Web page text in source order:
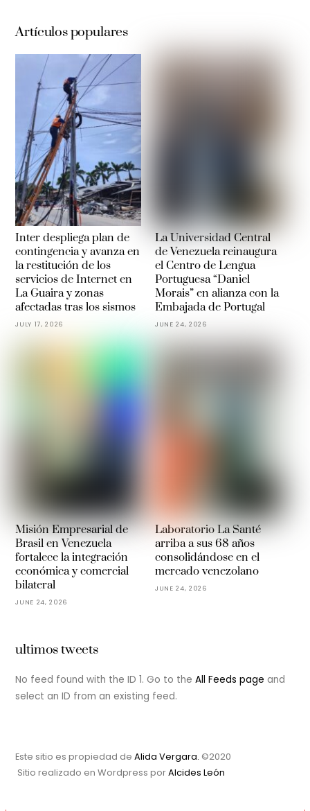
Artículos populares
Inter despliega plan de
contingencia y avanza en
la restitución de los
servicios de Internet en
La Guaira y zonas
afectadas tras los sismos
JULY 17, 2026
La Universidad Central
de Venezuela reinaugura
el Centro de Lengua
Portuguesa “Daniel
Morais” en alianza con la
Embajada de Portugal
JUNE 24, 2026
Misión Empresarial de
Brasil en Venezuela
fortalece la integración
económica y comercial
bilateral
JUNE 24, 2026
Laboratorio La Santé
arriba a sus 68 años
consolidándose en el
mercado venezolano
JUNE 24, 2026
ultimos tweets
No feed found with the ID 1. Go to theAll Feeds page and
select an ID from an existing feed.
Este sitio es propiedad deAlida Vergara. ©2020
Sitio realizado en Wordpress porAlcides León